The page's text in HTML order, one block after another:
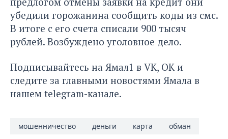
убедили горожанина сообщить коды из смс.
В итоге с его счета списали 900 тысяч
рублей. Возбуждено уголовное дело.
Подписывайтесь на Ямал1 в VK, ОК и
следите за главными новостями Ямала в
нашем telegram-канале.
мошенничество деньги карта обман